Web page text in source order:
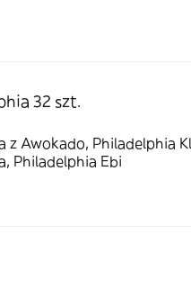
32 szt.
z Awokado, Philadelphia
Philadelphia Ebi